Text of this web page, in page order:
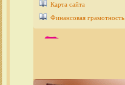
Карта сайта
Финансовая грамотность